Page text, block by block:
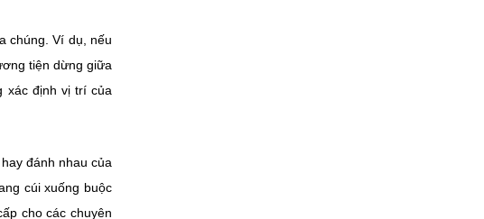
chúng. Ví dụ, nếu
tiện dừng giữa
xác định vị trí của
đánh nhau của
cúi xuống buộc
cho các chuyên